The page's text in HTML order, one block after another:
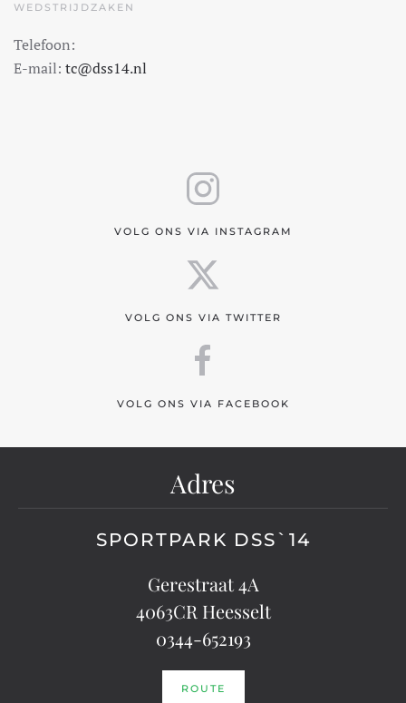
WEDSTRIJDZAKEN
Telefoon:
E-mail: tc@dss14.nl
VOLG ONS VIA INSTAGRAM
VOLG ONS VIA TWITTER
VOLG ONS VIA FACEBOOK
Adres
SPORTPARK DSS`14
Gerestraat 4A
4063CR Heesselt
0344-652193
ROUTE